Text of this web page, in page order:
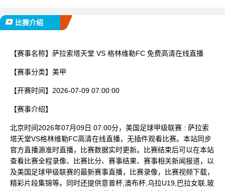
比赛介绍
【赛事名称】 萨拉索塔天堂 VS 格林维勒FC 免费高清在线直播
【赛事分类】 美甲
【开赛时间】 2026-07-09 07:00:00
【赛事介绍】
北京时间2026年07月09日 07:00分，美国足球甲级联赛 : 萨拉索
塔天堂VS格林维勒FC高清在线直播，无插件观看比赛。本站同步
官方直播源准时直播，比赛数据实时更新。比赛结束后可以在本站
查看比赛全程录像、比赛比分、赛事结果、赛事相关新闻报道，以
及美国足球甲级联赛的最新赛事直播，比赛录像，比赛视频下载，
精彩片段集锦等。同时还提供意普杯,澳布杯,乌拉U19,巴拉女联,玻